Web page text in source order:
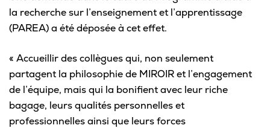
Bottin du personnel
Urgences
la recherche sur l’enseignement et l’apprentissage
(PAREA) a été déposée à cet effet.
« Accueillir des collègues qui, non seulement
partagent la philosophie de MIROIR et l’engagement
de l’équipe, mais qui la bonifient avec leur riche
bagage, leurs qualités personnelles et
professionnelles ainsi que leurs forces